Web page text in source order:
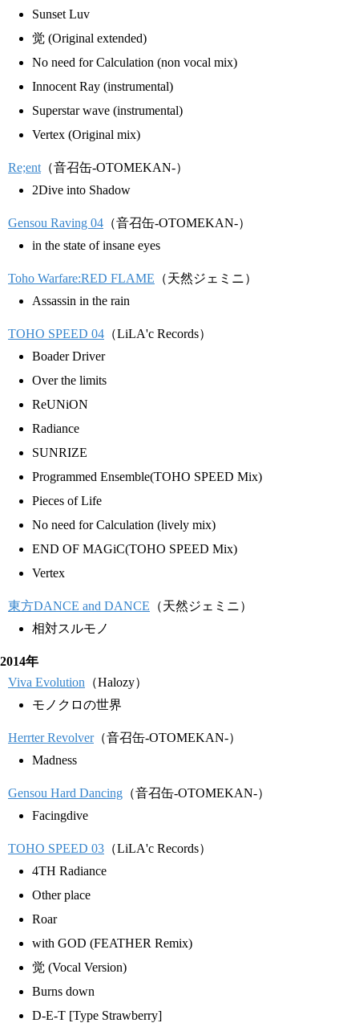
Sunset Luv
觉 (Original extended)
No need for Calculation (non vocal mix)
Innocent Ray (instrumental)
Superstar wave (instrumental)
Vertex (Original mix)
Re;ent （音召缶-OTOMEKAN-）
2Dive into Shadow
Gensou Raving 04 （音召缶-OTOMEKAN-）
in the state of insane eyes
Toho Warfare:RED FLAME （天然ジェミニ）
Assassin in the rain
TOHO SPEED 04 （LiLA'c Records）
Boader Driver
Over the limits
ReUNiON
Radiance
SUNRIZE
Programmed Ensemble(TOHO SPEED Mix)
Pieces of Life
No need for Calculation (lively mix)
END OF MAGiC(TOHO SPEED Mix)
Vertex
東方DANCE and DANCE （天然ジェミニ）
相対スルモノ
2014年
Viva Evolution （Halozy）
モノクロの世界
Herrter Revolver（音召缶-OTOMEKAN-）
Madness
Gensou Hard Dancing （音召缶-OTOMEKAN-）
Facingdive
TOHO SPEED 03 （LiLA'c Records）
4TH Radiance
Other place
Roar
with GOD (FEATHER Remix)
觉 (Vocal Version)
Burns down
D-E-T [Type Strawberry]